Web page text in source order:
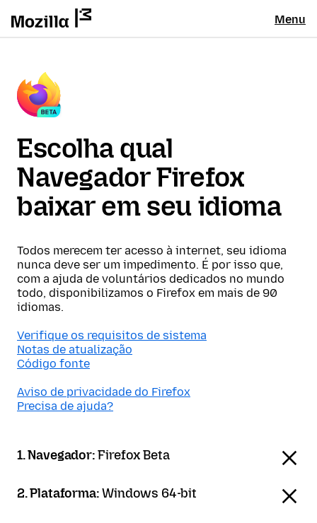
Menu
Escolha qual
Navegador Firefox
baixar em seu idioma
Todos merecem ter acesso à internet, seu idioma
nunca deve ser um impedimento. É por isso que,
com a ajuda de voluntários dedicados no mundo
todo, disponibilizamos o Firefox em mais de 90
idiomas.
Verifique os requisitos de sistema
Notas de atualização
Código fonte
Aviso de privacidade do Firefox
Precisa de ajuda?
1. Navegador:Firefox Beta
2. Plataforma:Windows 64-bit